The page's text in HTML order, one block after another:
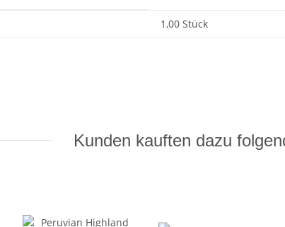
1,00 Stück
Kunden kauften dazu